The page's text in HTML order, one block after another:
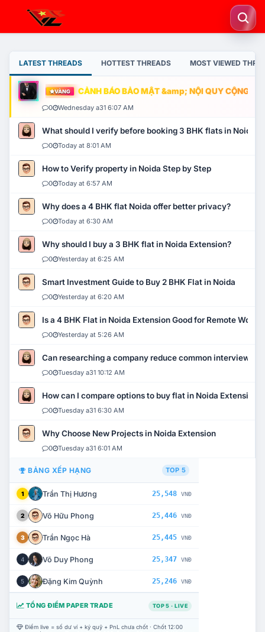
LATEST THREADS HOTTEST THREADS MOST VIEWED
VÀNG CẢNH BÁO BẢO MẬT &amp; NỘI QUY CỘNG
0 Wednesday a31 6:07 AM
What should I verify before booking 3 BHK flats in Noida?
0 Today at 8:01 AM
How to Verify property in Noida Step by Step
0 Today at 6:57 AM
Why does a 4 BHK flat Noida offer better privacy?
0 Today at 6:30 AM
Why should I buy a 3 BHK flat in Noida Extension?
0 Yesterday at 6:25 AM
Smart Investment Guide to Buy 2 BHK Flat in Noida
0 Yesterday at 6:20 AM
Is a 4 BHK Flat in Noida Extension Good for Remote Work?
0 Yesterday at 5:26 AM
Can researching a company reduce common interview
0 Tuesday a31 10:12 AM
How can I compare options to buy flat in Noida Extension?
0 Tuesday a31 6:30 AM
Why Choose New Projects in Noida Extension
0 Tuesday a31 6:01 AM
BẢNG XẾP HẠNG TOP 5
1 Trần Thị Hương 25,548 VNĐ
2 Võ Hữu Phong 25,446 VNĐ
3 Trần Ngọc Hà 25,445 VNĐ
4 Võ Duy Phong 25,347 VNĐ
5 Đặng Kim Quỳnh 25,246 VNĐ
TỔNG ĐIỂM PAPER TRADE TOP 5 · LIVE
Điểm live = số dư ví + ký quỹ + PnL chưa chốt · Chốt 12:00